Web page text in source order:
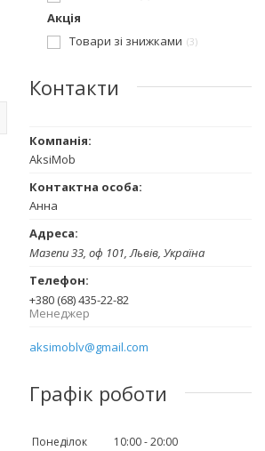
Акція
Товари зі знижками
3
Контакти
AksiMob
Анна
Мазепи 33, оф 101, Львів, Україна
+380 (68) 435-22-82
Менеджер
aksimoblv@gmail.com
Графік роботи
Понеділок 10:00 20:00